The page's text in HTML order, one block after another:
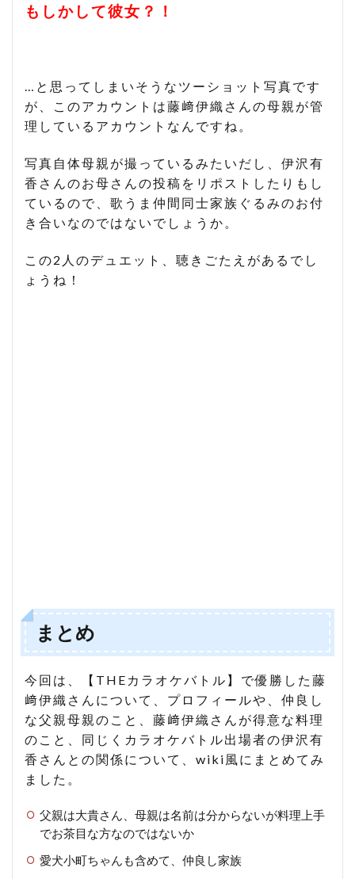
もしかして彼女？！
…と思ってしまいそうなツーショット写真です
が、このアカウントは藤﨑伊織さんの母親が管
理しているアカウントなんですね。
写真自体母親が撮っているみたいだし、伊沢有
香さんのお母さんの投稿をリポストしたりもし
ているので、歌うま仲間同士家族ぐるみのお付
き合いなのではないでしょうか。
この2人のデュエット、聴きごたえがあるでし
ょうね！
まとめ
今回は、【THEカラオケバトル】で優勝した藤
﨑伊織さんについて、プロフィールや、仲良し
な父親母親のこと、藤﨑伊織さんが得意な料理
のこと、同じくカラオケバトル出場者の伊沢有
香さんとの関係について、wiki風にまとめてみ
ました。
父親は大貴さん、母親は名前は分からないが料理上手
でお茶目な方なのではないか
愛犬小町ちゃんも含めて、仲良し家族